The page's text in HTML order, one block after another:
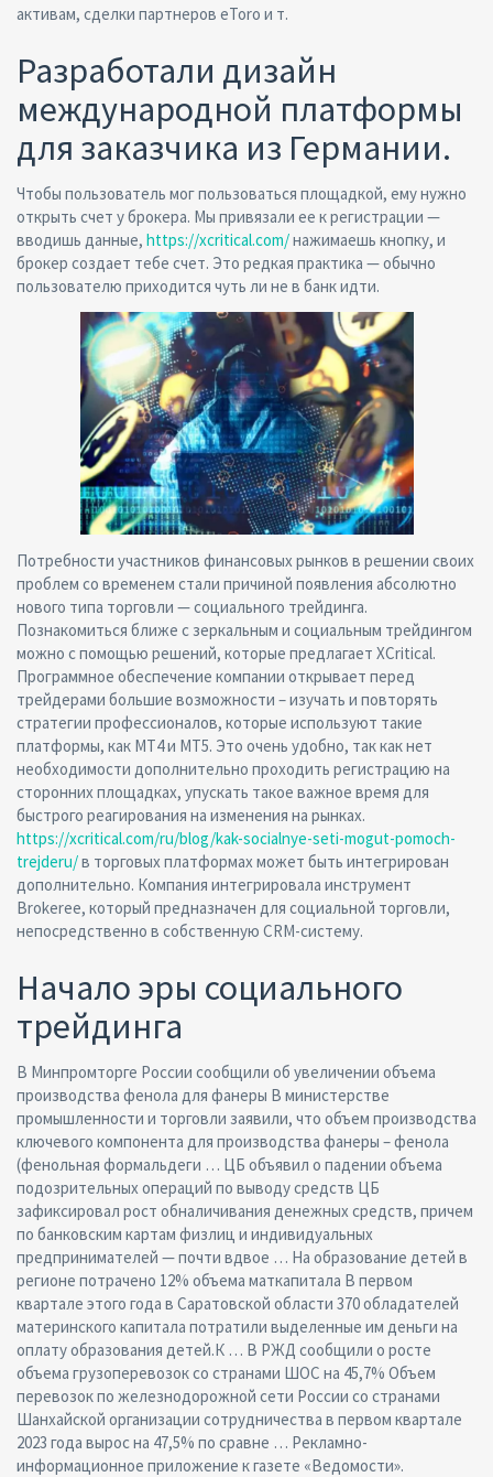
активам, сделки партнеров eToro и т.
Разработали дизайн
международной платформы
для заказчика из Германии.
Чтобы пользователь мог пользоваться площадкой, ему нужно
открыть счет у брокера. Мы привязали ее к регистрации —
вводишь данные, https://xcritical.com/нажимаешь кнопку, и
брокер создает тебе счет. Это редкая практика — обычно
пользователю приходится чуть ли не в банк идти.
Потребности участников финансовых рынков в решении своих
проблем со временем стали причиной появления абсолютно
нового типа торговли — социального трейдинга.
Познакомиться ближе с зеркальным и социальным трейдингом
можно с помощью решений, которые предлагает XCritical.
Программное обеспечение компании открывает перед
трейдерами большие возможности – изучать и повторять
стратегии профессионалов, которые используют такие
платформы, как МТ4 и МТ5. Это очень удобно, так как нет
необходимости дополнительно проходить регистрацию на
сторонних площадках, упускать такое важное время для
быстрого реагирования на изменения на рынках.
https://xcritical.com/ru/blog/kak-socialnye-seti-mogut-pomoch-
trejderu/в торговых платформах может быть интегрирован
дополнительно. Компания интегрировала инструмент
Brokeree, который предназначен для социальной торговли,
непосредственно в собственную CRM-систему.
Начало эры социального
трейдинга
В Минпромторге России сообщили об увеличении объема
производства фенола для фанеры В министерстве
промышленности и торговли заявили, что объем производства
ключевого компонента для производства фанеры – фенола
(фенольная формальдеги … ЦБ объявил о падении объема
подозрительных операций по выводу средств ЦБ
зафиксировал рост обналичивания денежных средств, причем
по банковским картам физлиц и индивидуальных
предпринимателей — почти вдвое … На образование детей в
регионе потрачено 12% объема маткапитала В первом
квартале этого года в Саратовской области 370 обладателей
материнского капитала потратили выделенные им деньги на
оплату образования детей.К … В РЖД сообщили о росте
объема грузоперевозок со странами ШОС на 45,7% Объем
перевозок по железнодорожной сети России со странами
Шанхайской организации сотрудничества в первом квартале
2023 года вырос на 47,5% по сравне … Рекламно-
информационное приложение к газете «Ведомости».